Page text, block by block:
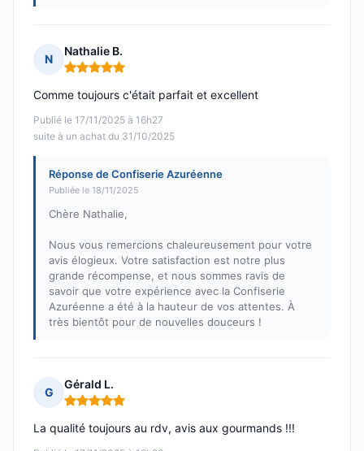
N
Nathalie B.
Note : 5 sur 5
Publié le 17/11/2025 à 16h27
suite à un achat du 31/10/2025
Comme toujours c'était parfait et excellent
Réponse de Confiserie Azuréenne
Publiée le 18/11/2025
Chère Nathalie,
Nous vous remercions chaleureusement pour votre
avis élogieux. Votre satisfaction est notre plus
grande récompense, et nous sommes ravis de
savoir que votre expérience avec la Confiserie
Azuréenne a été à la hauteur de vos attentes. À
très bientôt pour de nouvelles douceurs !
G
Gérald L.
Note : 5 sur 5
La qualité toujours au rdv, avis aux gourmands !!!